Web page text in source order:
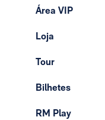
Área VIP
Loja
Tour
Bilhetes
RM Play